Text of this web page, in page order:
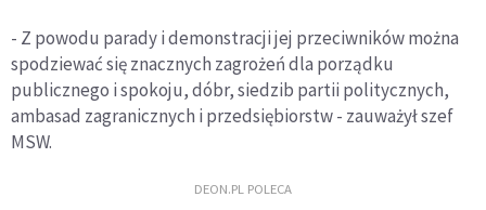
- Z powodu parady i demonstracji jej przeciwników można
spodziewać się znacznych zagrożeń dla porządku
publicznego i spokoju, dóbr, siedzib partii politycznych,
ambasad zagranicznych i przedsiębiorstw - zauważył szef
MSW.
DEON.PL POLECA